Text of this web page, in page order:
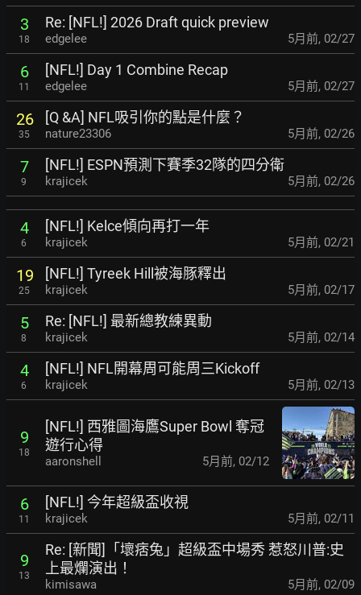
3
18
Re: [NFL!] 2026 Draft quick preview
edgelee 5月前, 02/27
6
11
[NFL!] Day 1 Combine Recap
edgelee 5月前, 02/27
26
35
[Q &A] NFL吸引你的點是什麼？
nature23306 5月前, 02/26
7
9
[NFL!] ESPN預測下賽季32隊的四分衛
krajicek 5月前, 02/26
4
6
[NFL!] Kelce傾向再打一年
krajicek 5月前, 02/21
19
25
[NFL!] Tyreek Hill被海豚釋出
krajicek 5月前, 02/17
5
8
Re: [NFL!] 最新總教練異動
krajicek 5月前, 02/14
4
6
[NFL!] NFL開幕周可能周三Kickoff
krajicek 5月前, 02/13
9
18
[NFL!] 西雅圖海鷹Super Bowl 奪冠
遊行心得
aaronshell 5月前, 02/12
6
11
[NFL!] 今年超級盃收視
krajicek 5月前, 02/11
9
13
Re: [新聞]「壞痞兔」超級盃中場秀 惹怒川普:史
上最爛演出！
kimisawa 5月前, 02/09